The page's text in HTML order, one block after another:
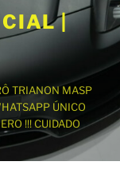
|
TRIANON MASP
ÚNICO
!!! CUIDADO